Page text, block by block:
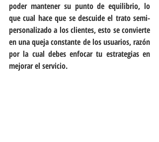
poder mantener su punto de equilibrio, lo
que cual hace que se descuide el trato semi-
personalizado a los clientes, esto se convierte
en una queja constante de los usuarios, razón
por la cual debes enfocar tu estrategias en
mejorar el servicio.